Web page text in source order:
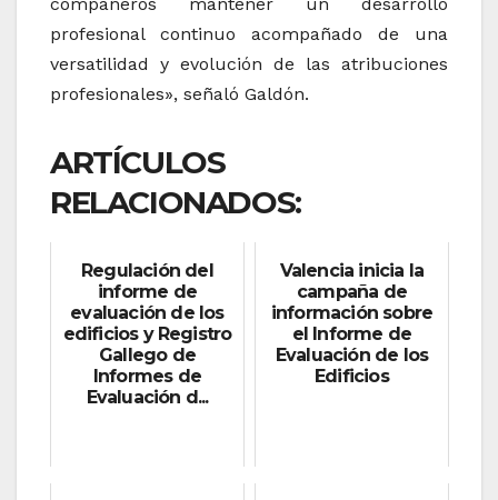
profesional continuo acompañado de una
versatilidad y evolución de las atribuciones
profesionales», señaló Galdón.
ARTÍCULOS
RELACIONADOS:
Regulación del
informe de
evaluación de los
edificios y Registro
Gallego de
Informes de
Evaluación d...
Valencia inicia la
campaña de
información sobre
el Informe de
Evaluación de los
Edificios